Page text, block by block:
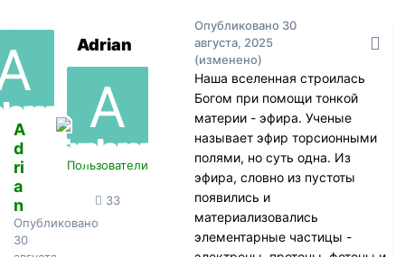
A
d
ri
a
n
Опубликовано
30
Adrian
Пользователи
33
Опубликовано 30
августа, 2025
(изменено)
Наша вселенная строилась
Богом при помощи тонкой
материи - эфира. Ученые
называет эфир торсионными
полями, но суть одна. Из
эфира, словно из пустоты
появились и
материализовались
элементарные частицы -